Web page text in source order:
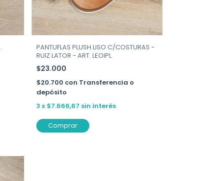
PANTUFLAS PLUSH LISO C/COSTURAS -
RUIZ LATOR - ART. LEOIPL
$23.000
$20.700 con Transferencia o
depósito
3 x $7.666,67 sin interés
Comprar